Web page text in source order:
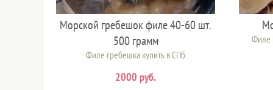
Морской гребешок филе 40-60 шт.
500 грамм
Филе гребешка купить в СПб
2000 руб.
Филе